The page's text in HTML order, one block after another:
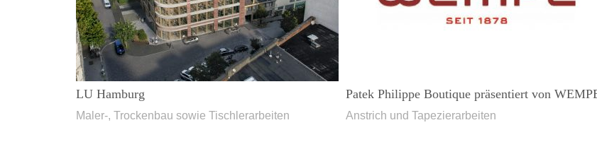
LU Hamburg
Maler-, Trockenbau sowie Tischlerarbeiten
Patek Philippe Boutique präsentiert von
Anstrich und Tapezierarbeiten